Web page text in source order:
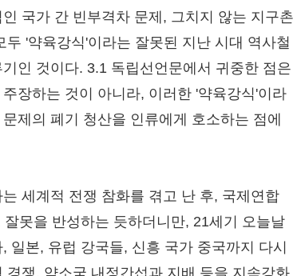
국가 간 빈부격차 문제, 그치지 않는 지구촌
두 '약육강식'이라는 잘못된 지난 시대 역사철
인 것이다. 3.1 독립선언문에서 귀중한 점은
장하는 것이 아니라, 이러한 '약육강식'이라
제의 폐기 청산을 인류에게 호소하는 점에
세계적 전쟁 참화를 겪고 난 후, 국제연합
못을 반성하는 듯하더니만, 21세기 오늘날
일본, 유럽 강국들, 신흥 국가 중국까지 다시
경쟁, 약소국 내정간섭과 지배 등을 지속강화